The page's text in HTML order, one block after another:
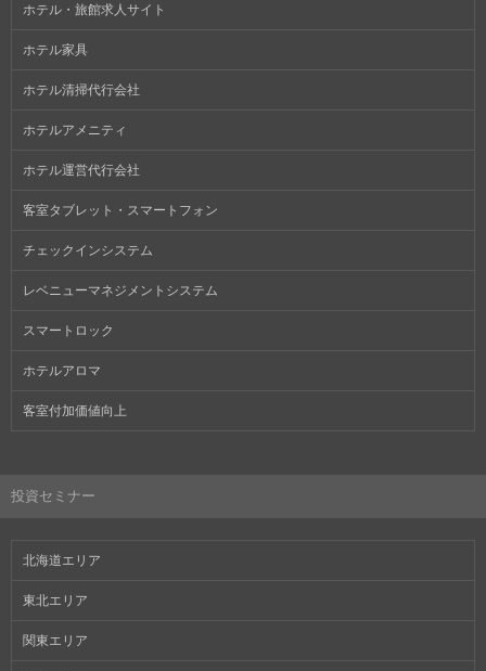
ホテル・旅館求人サイト
ホテル家具
ホテル清掃代行会社
ホテルアメニティ
ホテル運営代行会社
客室タブレット・スマートフォン
チェックインシステム
レベニューマネジメントシステム
スマートロック
ホテルアロマ
客室付加価値向上
投資セミナー
北海道エリア
東北エリア
関東エリア